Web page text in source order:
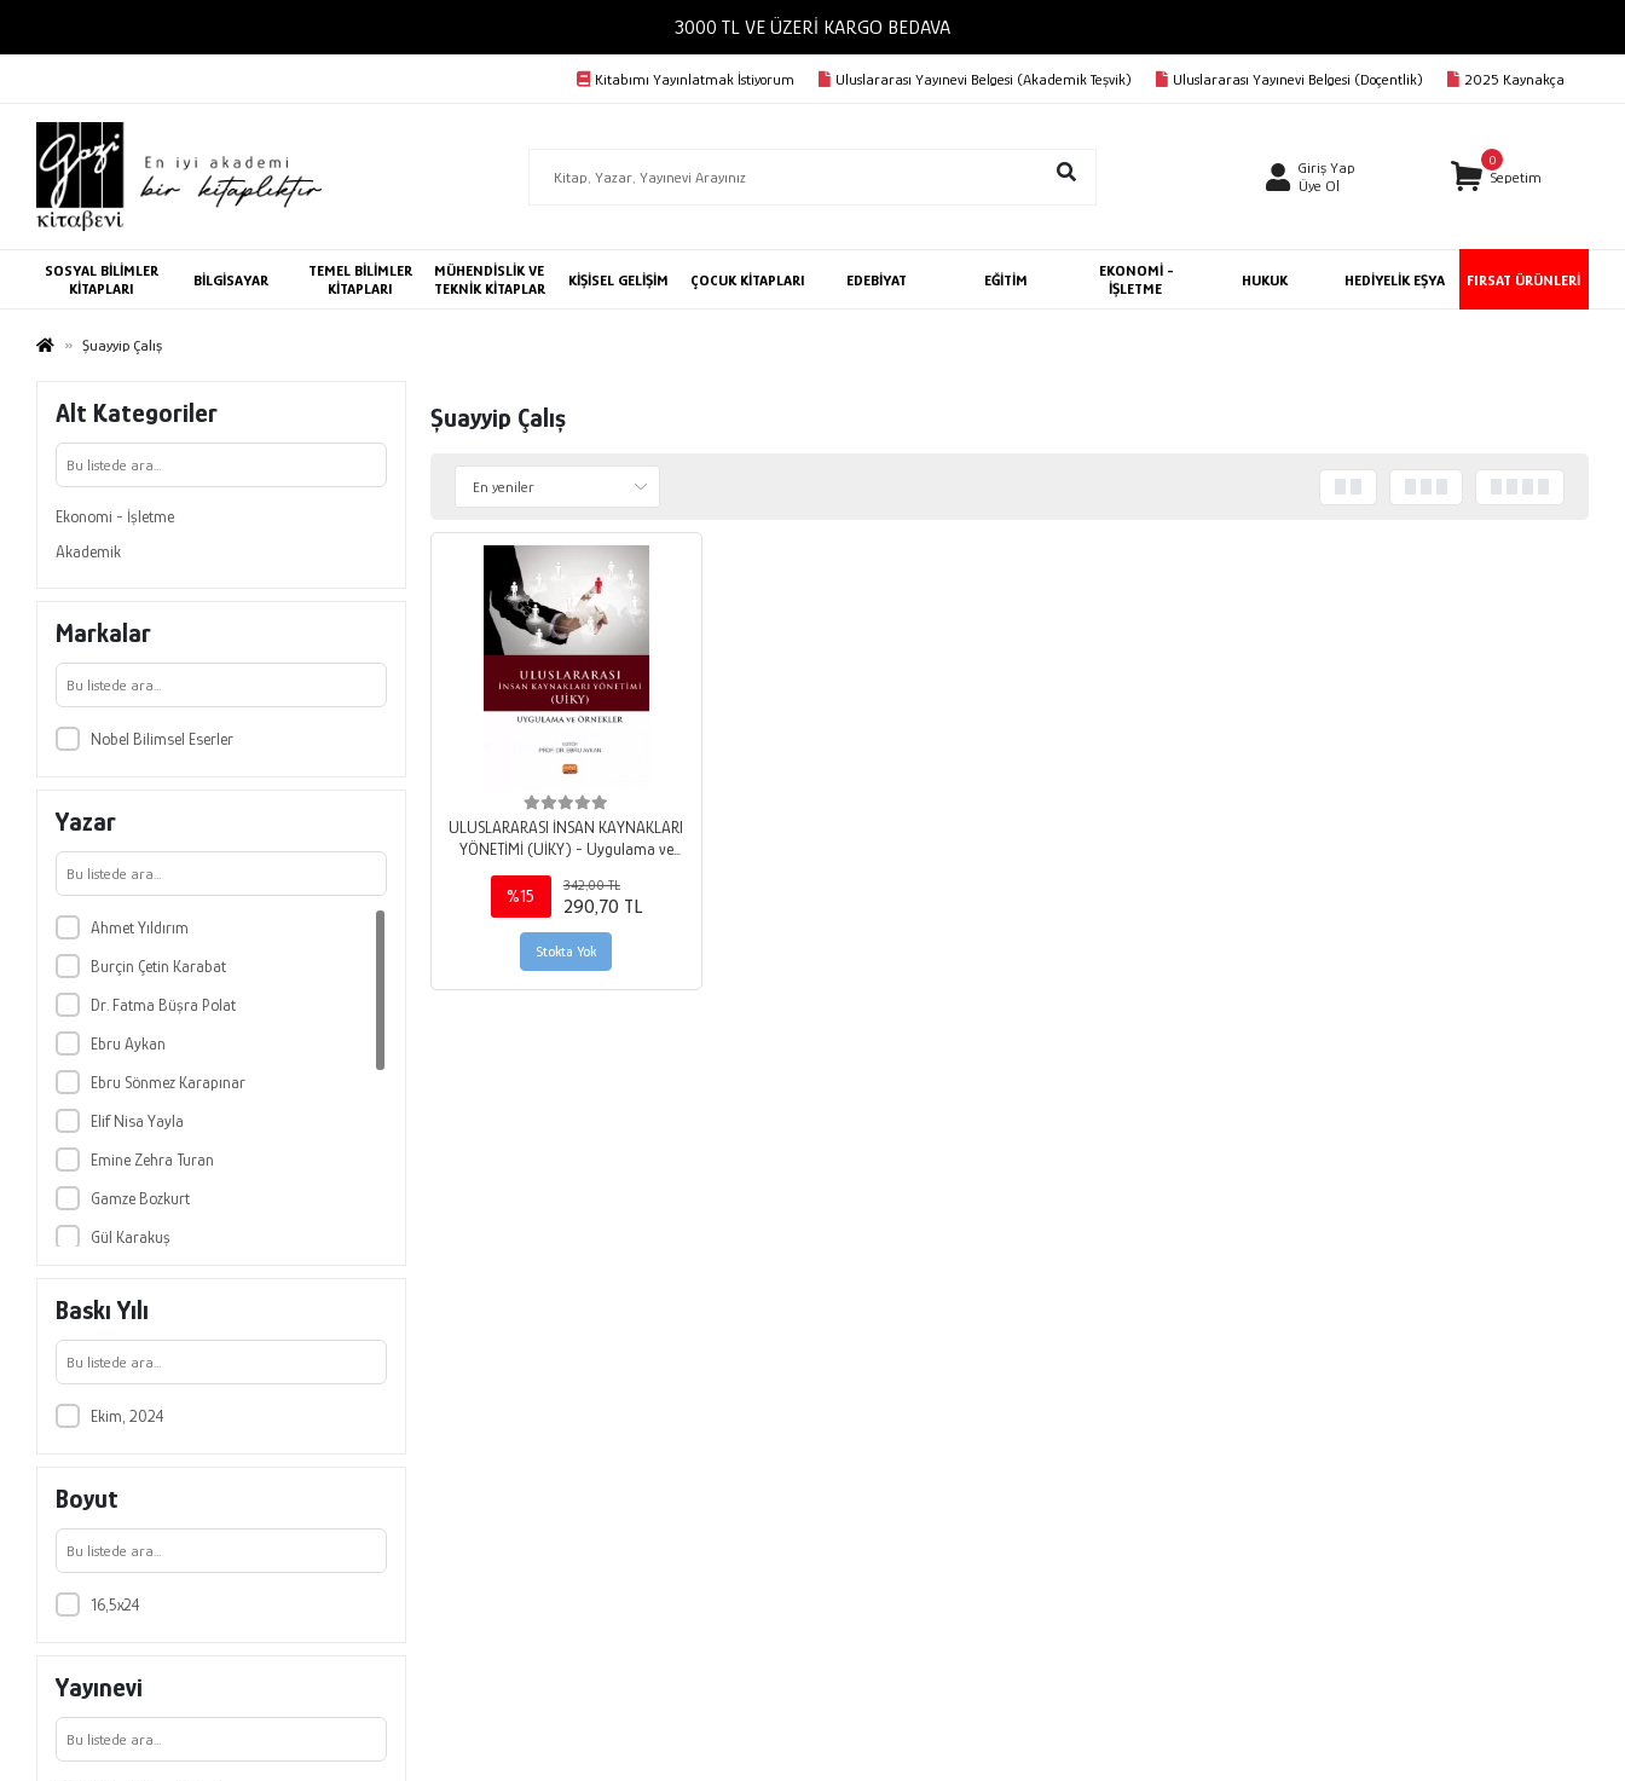
3000 TL VE ÜZERİ KARGO BEDAVA
Kitabımı Yayınlatmak İstiyorum Uluslararası Yayınevi Belgesi (Akademik Teşvik) Uluslararası Yayınevi Belgesi (Doçentlik) 2025 Kaynakça
Giriş Yap
Üye Ol
0
Sepetim
SOSYAL BİLİMLER
KİTAPLARI
BİLGİSAYAR
TEMEL BİLİMLER
KİTAPLARI
MÜHENDİSLİK VE
TEKNİK KİTAPLAR
KİŞİSEL GELİŞİM ÇOCUK KİTAPLARI EDEBİYAT EĞİTİM
EKONOMİ -
İŞLETME
HUKUK HEDİYELİK EŞYA FIRSAT ÜRÜNLERİ
Şuayyip Çalış
Alt Kategoriler
Ekonomi - İşletme
Akademik
Markalar
Nobel Bilimsel Eserler
Yazar
Ahmet Yıldırım
Burçin Çetin Karabat
Dr. Fatma Büşra Polat
Ebru Aykan
Ebru Sönmez Karapınar
Elif Nisa Yayla
Emine Zehra Turan
Gamze Bozkurt
Gül Karakuş
Nesrin Kaplan
Nuri Çeliker
Onur Çataltepe
Özgür Demirtaş
Şuayyip Çalış
Yasemin Harmancı
Baskı Yılı
Ekim, 2024
Boyut
16,5x24
Yayınevi
Şuayyip Çalış
ULUSLARARASI İNSAN KAYNAKLARI
YÖNETİMİ (UİKY) - Uygulama ve
Örnekler
%15
342,00 TL
290,70 TL
Stokta Yok